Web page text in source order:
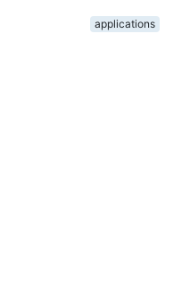
applications